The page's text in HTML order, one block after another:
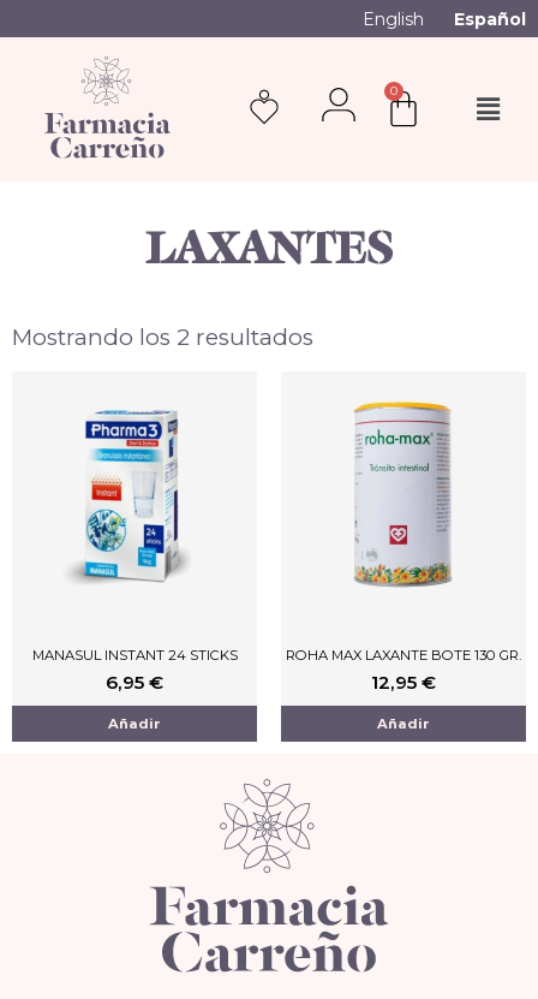
English Español
0
LAXANTES
Mostrando los 2 resultados
MANASUL INSTANT 24 STICKS
6,95 €
Añadir
ROHA MAX LAXANTE BOTE 130 GR.
12,95 €
Añadir